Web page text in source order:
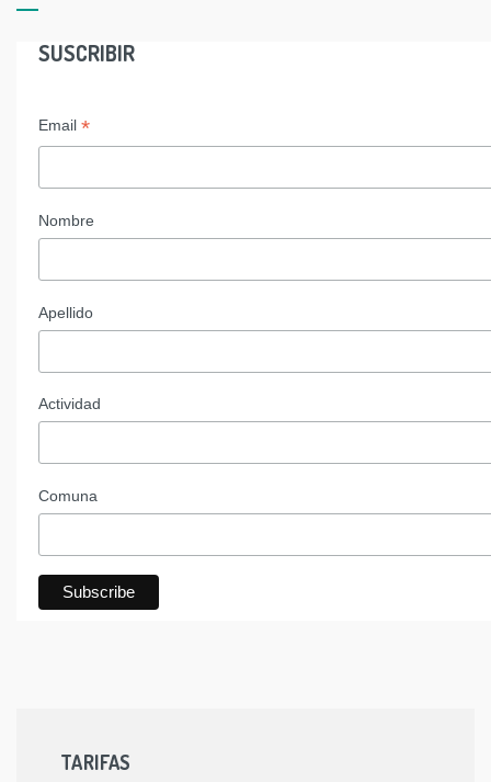
SUSCRIBIR
Email *
Nombre
Apellido
Actividad
Comuna
TARIFAS